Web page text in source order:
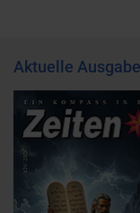
Aktuelle Ausgabe